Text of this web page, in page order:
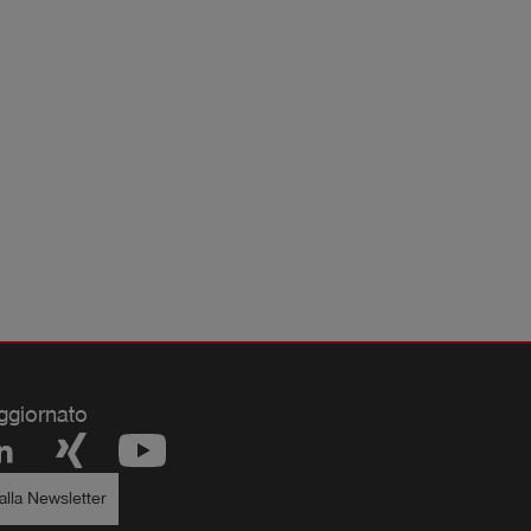
Newsletter